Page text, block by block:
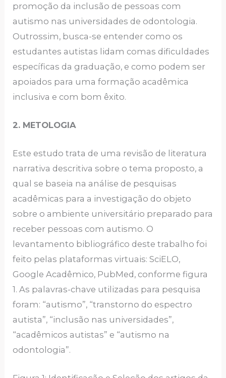
promoção da inclusão de pessoas com
autismo nas universidades de odontologia.
Outrossim, busca-se entender como os
estudantes autistas lidam comas dificuldades
específicas da graduação, e como podem ser
apoiados para uma formação acadêmica
inclusiva e com bom êxito.
2. METOLOGIA
Este estudo trata de uma revisão de literatura
narrativa descritiva sobre o tema proposto, a
qual se baseia na análise de pesquisas
acadêmicas para a investigação do objeto
sobre o ambiente universitário preparado para
receber pessoas com autismo. O
levantamento bibliográfico deste trabalho foi
feito pelas plataformas virtuais: SciELO,
Google Acadêmico, PubMed, conforme figura
1. As palavras-chave utilizadas para pesquisa
foram: “autismo”, “transtorno do espectro
autista”, “inclusão nas universidades”,
“acadêmicos autistas” e “autismo na
odontologia”.